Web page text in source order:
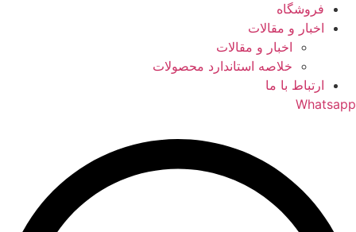
فروشگاه
اخبار و مقالات
اخبار و مقالات
خلاصه استاندارد محصولات
ارتباط با ما
Whatsapp